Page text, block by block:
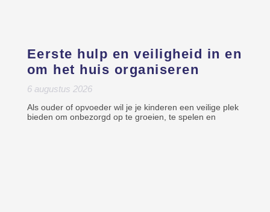
Eerste hulp en veiligheid in en
om het huis organiseren
6 augustus 2026
Als ouder of opvoeder wil je je kinderen een veilige plek
bieden om onbezorgd op te groeien, te spelen en